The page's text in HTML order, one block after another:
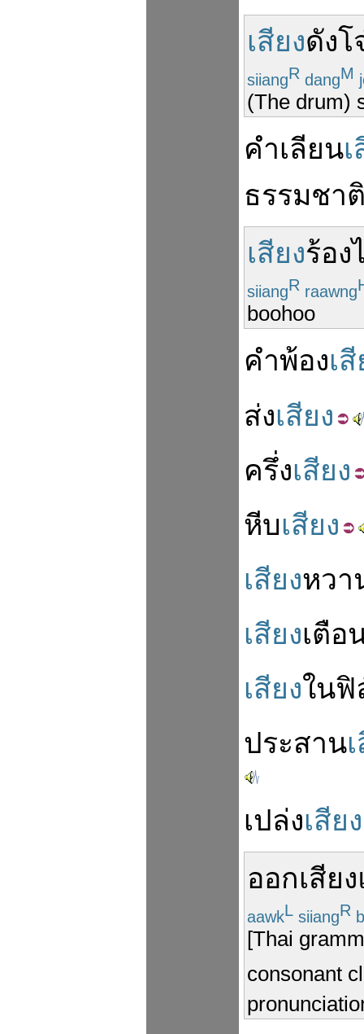
เสียงดังโ
siiangR dangM
(The drum)
คำเลียน
ธรรมชา
เสียงร้อง
siiangR raawng
boohoo
คำพ้องเ
ส่งเสียง
ครึ่งเสียง
หีบเสียง
เสียงหวา
เสียงเตือ
เสียงในฟิ
ประสาน
เปล่งเสียง
ออกเสียง
aawkL siiangR
[Thai
consonant